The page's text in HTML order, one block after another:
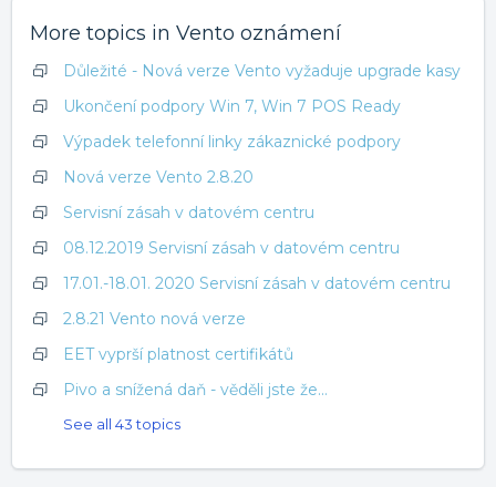
More topics in Vento oznámení
Důležité - Nová verze Vento vyžaduje upgrade kasy
Ukončení podpory Win 7, Win 7 POS Ready
Výpadek telefonní linky zákaznické podpory
Nová verze Vento 2.8.20
Servisní zásah v datovém centru
08.12.2019 Servisní zásah v datovém centru
17.01.-18.01. 2020 Servisní zásah v datovém centru
2.8.21 Vento nová verze
EET vyprší platnost certifikátů
Pivo a snížená daň - věděli jste že...
See all 43 topics